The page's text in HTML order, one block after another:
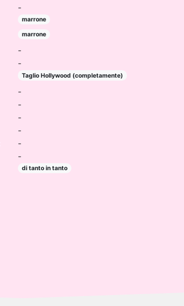
-
marrone
marrone
-
-
Taglio Hollywood (completamente)
-
-
-
-
-
-
di tanto in tanto